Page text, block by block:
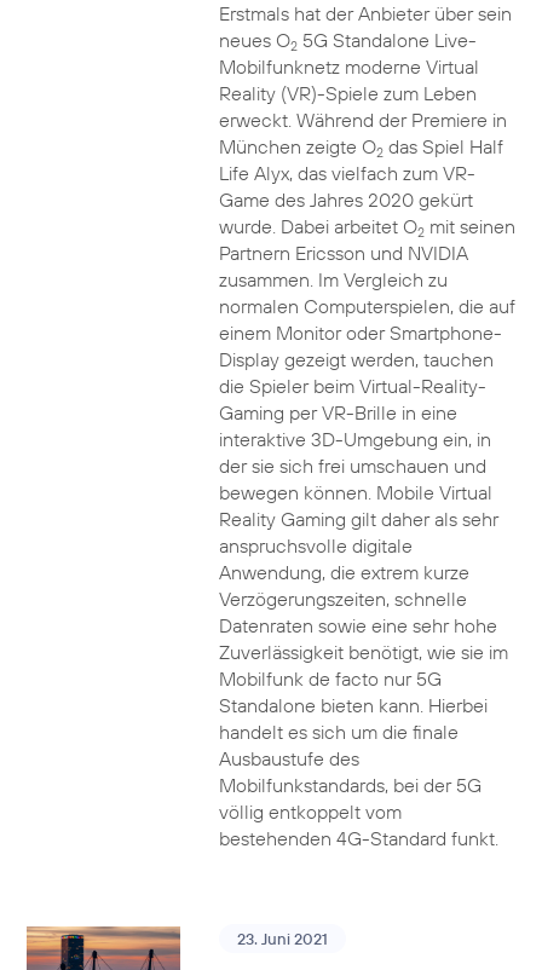
Erstmals hat der Anbieter über sein
neues O25G Standalone Live-
Mobilfunknetz moderne Virtual
Reality (VR)-Spiele zum Leben
erweckt. Während der Premiere in
München zeigte O2das Spiel Half
Life Alyx, das vielfach zum VR-
Game des Jahres 2020 gekürt
wurde. Dabei arbeitet O2mit seinen
Partnern Ericsson und NVIDIA
zusammen. Im Vergleich zu
normalen Computerspielen, die auf
einem Monitor oder Smartphone-
Display gezeigt werden, tauchen
die Spieler beim Virtual-Reality-
Gaming per VR-Brille in eine
interaktive 3D-Umgebung ein, in
der sie sich frei umschauen und
bewegen können. Mobile Virtual
Reality Gaming gilt daher als sehr
anspruchsvolle digitale
Anwendung, die extrem kurze
Verzögerungszeiten, schnelle
Datenraten sowie eine sehr hohe
Zuverlässigkeit benötigt, wie sie im
Mobilfunk de facto nur 5G
Standalone bieten kann. Hierbei
handelt es sich um die finale
Ausbaustufe des
Mobilfunkstandards, bei der 5G
völlig entkoppelt vom
bestehenden 4G-Standard funkt.
23. Juni 2021